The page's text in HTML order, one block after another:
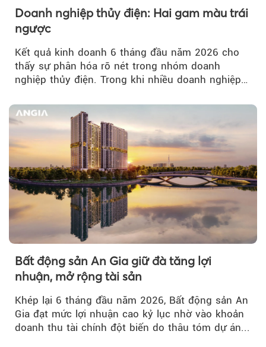
Doanh nghiệp thủy điện: Hai gam màu trái
ngược
Kết quả kinh doanh 6 tháng đầu năm 2026 cho
thấy sự phân hóa rõ nét trong nhóm doanh
nghiệp thủy điện. Trong khi nhiều doanh nghiệp
Bất động sản An Gia giữ đà tăng lợi
nhuận, mở rộng tài sản
Khép lại 6 tháng đầu năm 2026, Bất động sản An
Gia đạt mức lợi nhuận cao kỷ lục nhờ vào khoản
doanh thu tài chính đột biến do thâu tóm dự án...